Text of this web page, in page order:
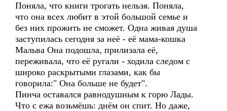
Поняла, что книги трогать нельзя. Поняла,
что она всех любит в этой большой семье и
без них прожить не сможет. Одна живая душа
заступилась сегодня за неё - её мама-кошка
Мальва Она подошла, прилизала её,
переживала, что её ругали - ходила следом с
широко раскрытыми глазами, как бы
говорила:" Она больше не будет".
Пинча оставался равнодушным к горю Лады.
Что с ежа возьмёшь: днём он спит. Но даже,